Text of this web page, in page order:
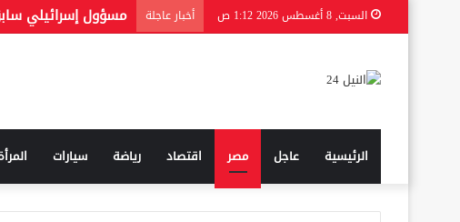
السبت, 8 أغسطس 2026 1:12 ص أخبار عاجلة
الرئيسية عاجل مصر اقتصاد رياضة سيارات